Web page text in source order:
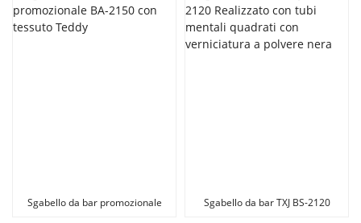
Sgabello da bar promozionale
Sgabello da bar TXJ BS-2120